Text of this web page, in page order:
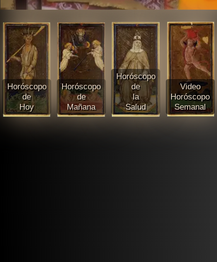
Horóscopo
de
Hoy
Horóscopo
de
Mañana
Horóscopo
de
la
Salud
Video
Horóscopo
Semanal